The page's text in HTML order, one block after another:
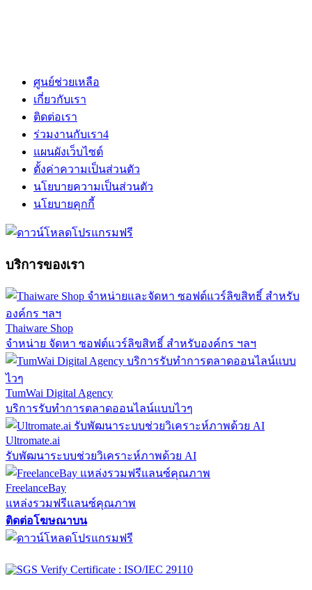
ศูนย์ช่วยเหลือ
เกี่ยวกับเรา
ติดต่อเรา
ร่วมงานกับเรา4
แผนผังเว็บไซต์
ตั้งค่าความเป็นส่วนตัว
นโยบายความเป็นส่วนตัว
นโยบายคุกกี้
บริการของเรา
Thaiware Shop
จำหน่าย จัดหา ซอฟต์แวร์ลิขสิทธิ์ สำหรับองค์กร ฯลฯ
TumWai Digital Agency
บริการรับทำการตลาดออนไลน์แบบไวๆ
Ultromate.ai
รับพัฒนาระบบช่วยวิเคราะห์ภาพด้วย AI
FreelanceBay
แหล่งรวมฟรีแลนซ์คุณภาพ
ติดต่อโฆษณาบน